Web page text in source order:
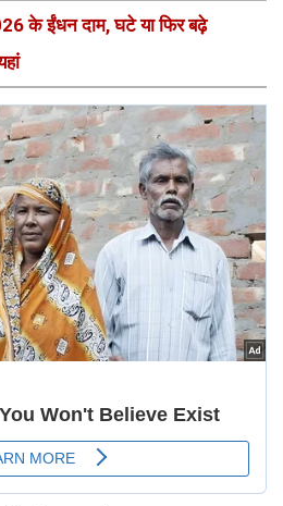
के ईंधन दाम, घटे या फिर बढ़े